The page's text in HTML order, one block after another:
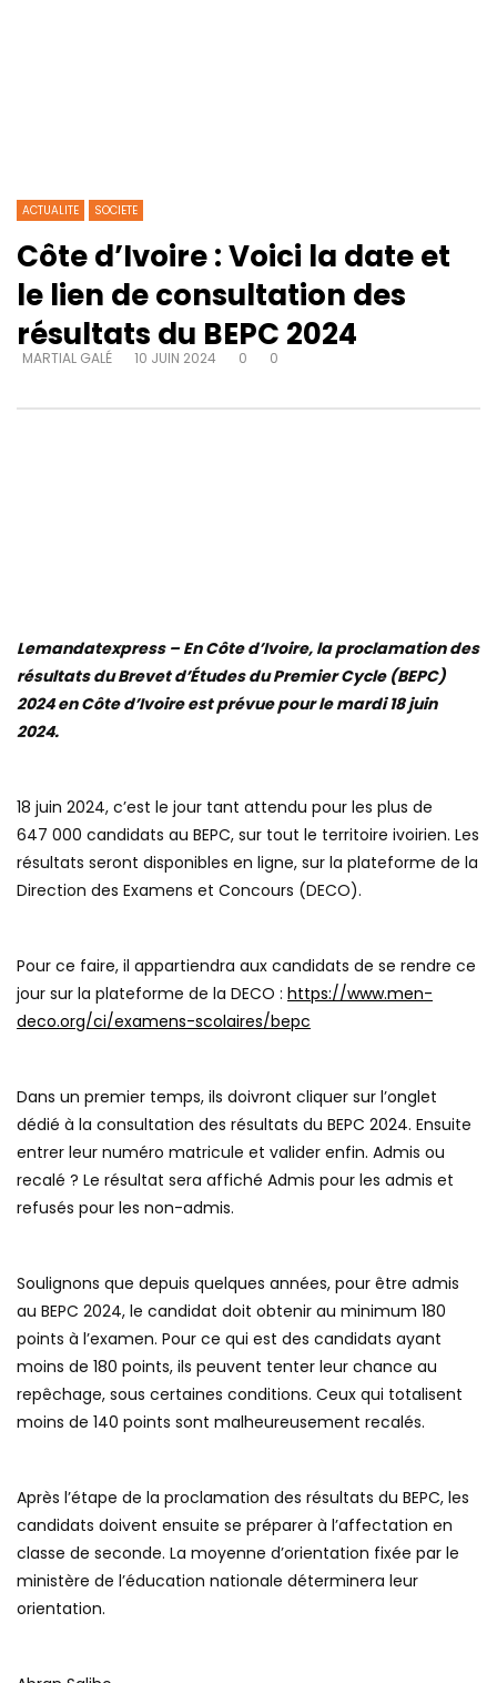
ACTUALITE SOCIETE
Côte d’Ivoire : Voici la date et
le lien de consultation des
résultats du BEPC 2024
MARTIAL GALÉ 10 JUIN 2024 0 0
Lemandatexpress – En Côte d’Ivoire, la proclamation des
résultats du Brevet d’Études du Premier Cycle (BEPC)
2024 en Côte d’Ivoire est prévue pour le mardi 18 juin
2024.
18 juin 2024, c’est le jour tant attendu pour les plus de
647 000 candidats au BEPC, sur tout le territoire ivoirien. Les
résultats seront disponibles en ligne, sur la plateforme de la
Direction des Examens et Concours (DECO).
Pour ce faire, il appartiendra aux candidats de se rendre ce
jour sur la plateforme de la DECO : https://www.men-
deco.org/ci/examens-scolaires/bepc
Dans un premier temps, ils doivront cliquer sur l’onglet
dédié à la consultation des résultats du BEPC 2024. Ensuite
entrer leur numéro matricule et valider enfin. Admis ou
recalé ? Le résultat sera affiché Admis pour les admis et
refusés pour les non-admis.
Soulignons que depuis quelques années, pour être admis
au BEPC 2024, le candidat doit obtenir au minimum 180
points à l’examen. Pour ce qui est des candidats ayant
moins de 180 points, ils peuvent tenter leur chance au
repêchage, sous certaines conditions. Ceux qui totalisent
moins de 140 points sont malheureusement recalés.
Après l’étape de la proclamation des résultats du BEPC, les
candidats doivent ensuite se préparer à l’affectation en
classe de seconde. La moyenne d’orientation fixée par le
ministère de l’éducation nationale déterminera leur
orientation.